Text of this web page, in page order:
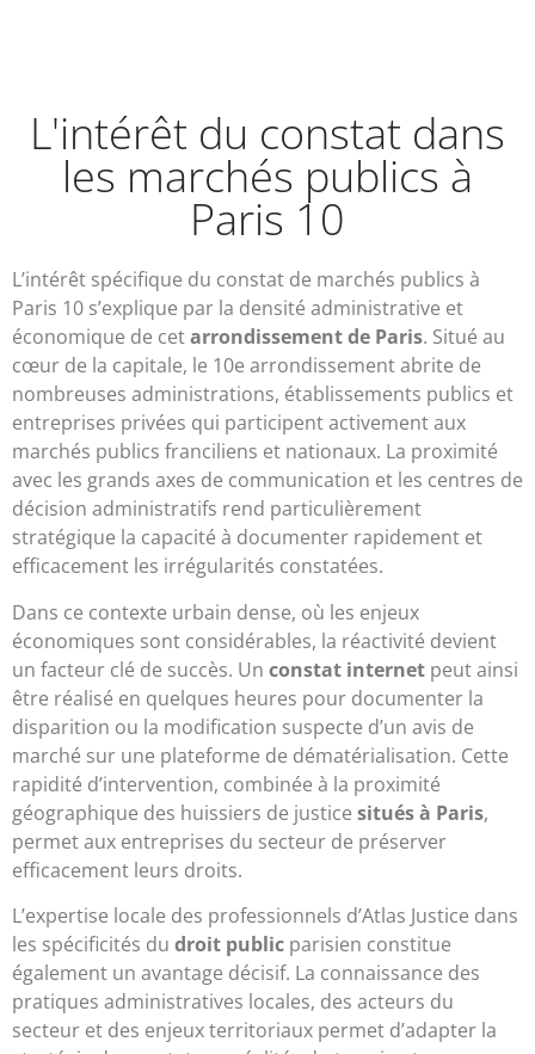
L'intérêt du constat dans
les marchés publics à
Paris 10
L’intérêt spécifique du constat de marchés publics à
Paris 10 s’explique par la densité administrative et
économique de cetarrondissement de Paris. Situé au
cœur de la capitale, le 10e arrondissement abrite de
nombreuses administrations, établissements publics et
entreprises privées qui participent activement aux
marchés publics franciliens et nationaux. La proximité
avec les grands axes de communication et les centres de
décision administratifs rend particulièrement
stratégique la capacité à documenter rapidement et
efficacement les irrégularités constatées.
Dans ce contexte urbain dense, où les enjeux
économiques sont considérables, la réactivité devient
un facteur clé de succès. Un constat internet peut ainsi
être réalisé en quelques heures pour documenter la
disparition ou la modification suspecte d’un avis de
marché sur une plateforme de dématérialisation. Cette
rapidité d’intervention, combinée à la proximité
géographique des huissiers de justice situés à Paris,
permet aux entreprises du secteur de préserver
efficacement leurs droits.
L’expertise locale des professionnels d’Atlas Justice dans
les spécificités du droit public parisien constitue
également un avantage décisif. La connaissance des
pratiques administratives locales, des acteurs du
secteur et des enjeux territoriaux permet d’adapter la